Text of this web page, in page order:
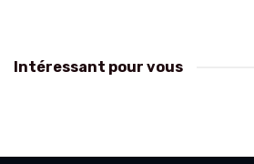
Intéressant pour vous